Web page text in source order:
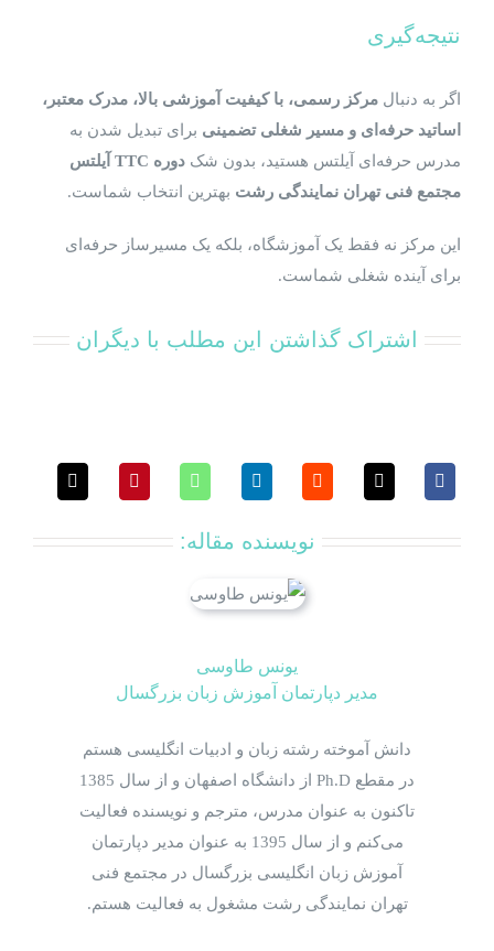
نتیجه‌گیری
اگر به دنبال مرکز رسمی، با کیفیت آموزشی بالا، مدرک معتبر،
اساتید حرفه‌ای و مسیر شغلی تضمینی برای تبدیل شدن به
مدرس حرفه‌ای آیلتس هستید، بدون شک دوره
TTC آیلتس
مجتمع فنی تهران نمایندگی رشت بهترین انتخاب شماست.
این مرکز نه فقط یک آموزشگاه، بلکه یک مسیرساز حرفه‌ای
برای آینده شغلی شماست.
اشتراک گذاشتن این مطلب با دیگران
نویسنده مقاله:
یونس طاوسی
مدیر دپارتمان آموزش زبان بزرگسال
دانش آموخته رشته زبان و ادبیات انگلیسی هستم
در مقطع Ph.D از دانشگاه اصفهان و از سال 1385
تاکنون به عنوان مدرس، مترجم و نویسنده فعالیت
می‌کنم و از سال 1395 به عنوان مدیر دپارتمان
آموزش زبان انگلیسی بزرگسال در مجتمع فنی
تهران نمایندگی رشت مشغول به فعالیت هستم.